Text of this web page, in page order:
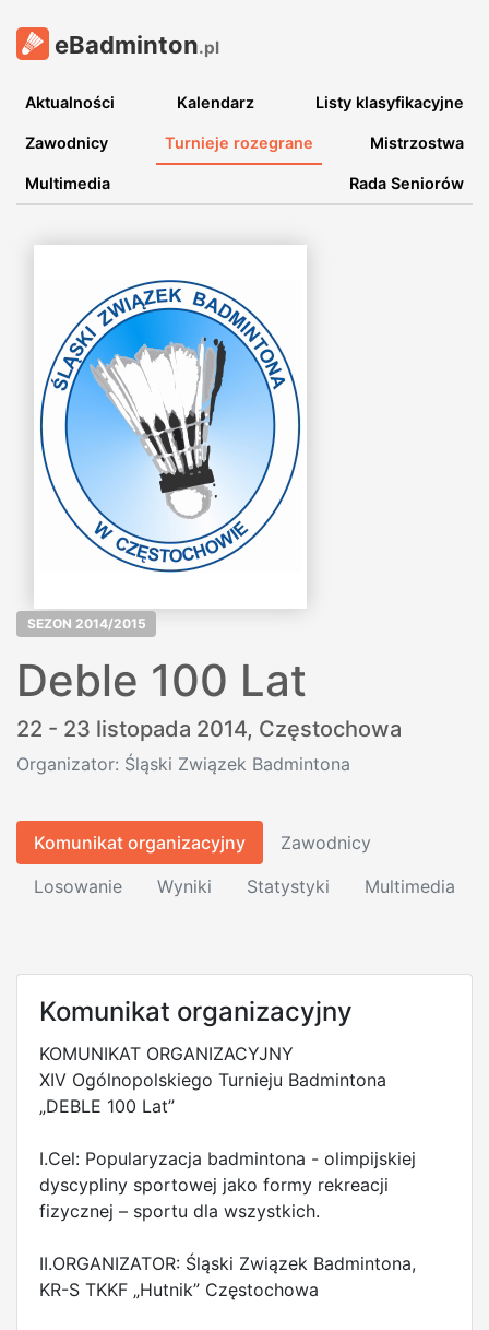
eBadminton.pl
Aktualności Kalendarz Listy klasyfikacyjne
Zawodnicy Turnieje rozegrane Mistrzostwa
Multimedia Rada Seniorów
SEZON 2014/2015
Deble 100 Lat
22 - 23 listopada 2014, Częstochowa
Organizator: Śląski Związek Badmintona
Komunikat organizacyjny
Zawodnicy
Losowanie
Wyniki Statystyki Multimedia
Komunikat organizacyjny
KOMUNIKAT ORGANIZACYJNY
XIV Ogólnopolskiego Turnieju Badmintona
„DEBLE 100 Lat”
I.Cel: Popularyzacja badmintona - olimpijskiej
dyscypliny sportowej jako formy rekreacji
fizycznej – sportu dla wszystkich.
II.ORGANIZATOR: Śląski Związek Badmintona,
KR-S TKKF „Hutnik” Częstochowa